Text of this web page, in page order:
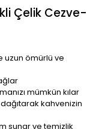
Çelik Cezve-
uzun ömürlü ve
mümkün kılar
kahvenizin
sunar ve temizlik